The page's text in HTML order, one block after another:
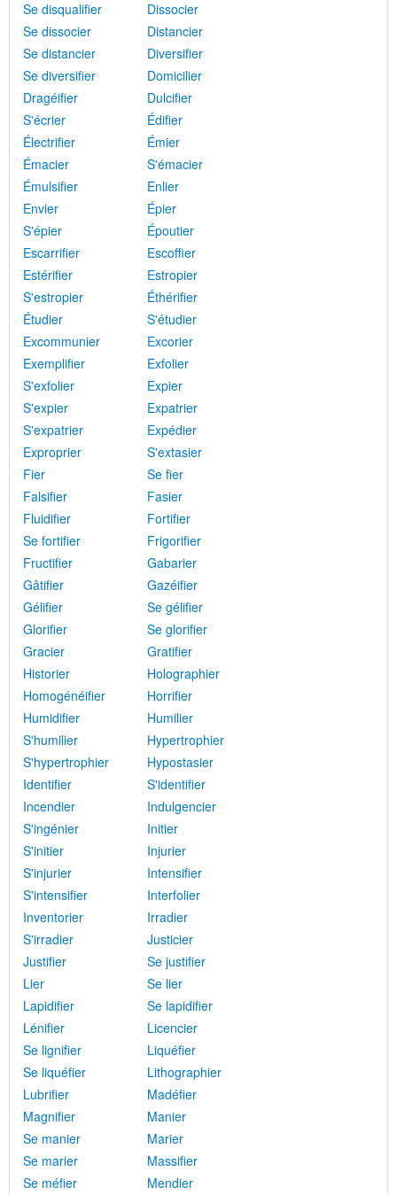
Se disqualifier
Dissocier
Se dissocier
Distancier
Se distancier
Diversifier
Se diversifier
Domicilier
Dragéifier
Dulcifier
S'écrier
Édifier
Électrifier
Émier
Émacier
S'émacier
Émulsifier
Enlier
Envier
Épier
S'épier
Époutier
Escarrifier
Escoffier
Estérifier
Estropier
S'estropier
Éthérifier
Étudier
S'étudier
Excommunier
Excorier
Exemplifier
Exfolier
S'exfolier
Expier
S'expier
Expatrier
S'expatrier
Expédier
Exproprier
S'extasier
Fier
Se fier
Falsifier
Fasier
Fluidifier
Fortifier
Se fortifier
Frigorifier
Fructifier
Gabarier
Gâtifier
Gazéifier
Gélifier
Se gélifier
Glorifier
Se glorifier
Gracier
Gratifier
Historier
Holographier
Homogénéifier
Horrifier
Humidifier
Humilier
S'humilier
Hypertrophier
S'hypertrophier
Hypostasier
Identifier
S'identifier
Incendier
Indulgencier
S'ingénier
Initier
S'initier
Injurier
S'injurier
Intensifier
S'intensifier
Interfolier
Inventorier
Irradier
S'irradier
Justicier
Justifier
Se justifier
Lier
Se lier
Lapidifier
Se lapidifier
Lénifier
Licencier
Se lignifier
Liquéfier
Se liquéfier
Lithographier
Lubrifier
Madéfier
Magnifier
Manier
Se manier
Marier
Se marier
Massifier
Se méfier
Mendier